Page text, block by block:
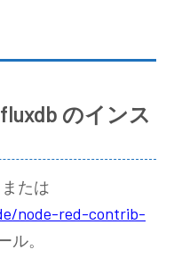
のインス
たは
node-red-contrib-
ル。